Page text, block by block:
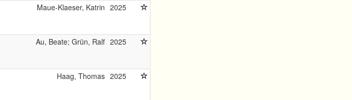
Maue-Klaeser, Katrin 2025
Au, Beate; Grün, Ralf 2025
Haag, Thomas 2025